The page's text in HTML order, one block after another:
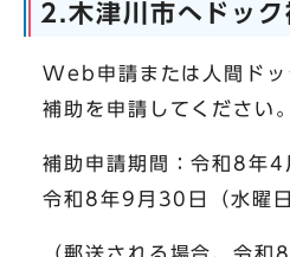
2.木津川市へドック
Web申請または人間ドッ
補助を申請してください。
補助申請期間：令和8年
令和8年9月30日（水曜日